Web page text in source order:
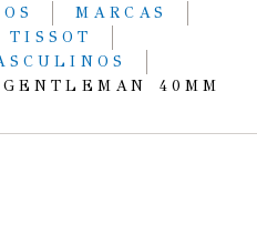
MARCAS
TISSOT
40MM